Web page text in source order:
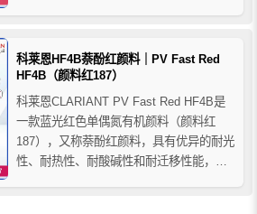
合物。
科莱恩HF4B萘酚红颜料｜PV Fast Red
HF4B（颜料红187）
科莱恩CLARIANT PV Fast Red HF4B是
一款蓝光红色单偶氮有机颜料（颜料红
187），又称萘酚红颜料，具有优异的耐光
性、耐热性、耐酸碱性和耐迁移性能，同